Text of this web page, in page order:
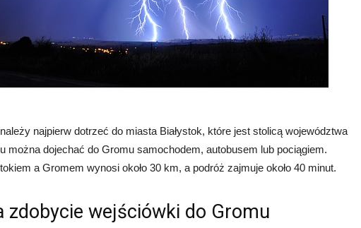
najpierw dotrzeć do miasta Białystok, które jest stolicą województwa
można dojechać do Gromu samochodem, autobusem lub pociągiem.
a Gromem wynosi około 30 km, a podróż zajmuje około 40 minut.
zdobycie wejściówki do Gromu